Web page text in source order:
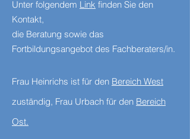
Unter folgendem Link finden Sie den
Kontakt,
die Beratung sowie das
Fortbildungsangebot des Fachberaters/in.
Frau Heinrichs ist für den Bereich West
zuständig, Frau Urbach für den Bereich
Ost.